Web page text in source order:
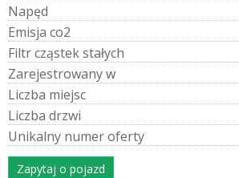
Napęd
Emisja co2
Filtrcząstekstałych
Zarejestrowanyw
Liczba miejsc
Liczba drzwi
Unikalny numeroferty
Zapytaj o pojazd